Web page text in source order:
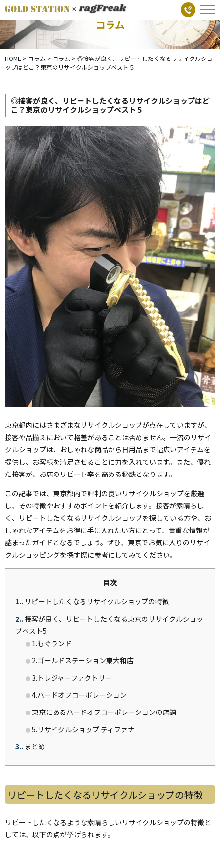
コラム
HOME > コラム > コラム > ◎接客が良く、リピートしたくなるリサイクルショ
ップはどこ？東京のリサイクルショップベスト５
◎接客が良く、リピートしたくなるリサイクルショップはど
こ？東京のリサイクルショップベスト５
東京都内にはさまざまなリサイクルショップが点在していますが、
接客や品揃えにおいて格差があることは否めません。一流のリサイ
クルショップは、おしゃれな商品から日用品まで幅広いアイテムを
提供し、お客様を満足させることに力を入れています。また、優れ
た接客が、お店のリピート率を高める秘訣となります。
この記事では、東京都内で評判の良いリサイクルショップを厳選
し、その特徴やおすすめポイントを紹介します。接客が素晴らし
く、リピートしたくなるリサイクルショップを探している方や、お
しゃれなアイテムをお得に手に入れたい方にとって、貴重な情報が
詰まったガイドとなるでしょう。ぜひ、東京でお気に入りのリサイ
クルショッピングを探す際に参考にしてみてください。
目次
1. リピートしたくなるリサイクルショップの特徴
2. 接客が良く、リピートしたくなる東京のリサイクルショッ
プベスト5
1.もぐランド
2.ゴールドステーション東大和店
3.トレジャーファクトリー
4.ハードオフコーポレーション
東京にあるハードオフコーポレーションの店舗
5.リサイクルショップ ティファナ
3. まとめ
リピートしたくなるリサイクルショップの特徴
リピートしたくなるような素晴らしいリサイクルショップの特徴と
しては、以下の点が挙げられます。